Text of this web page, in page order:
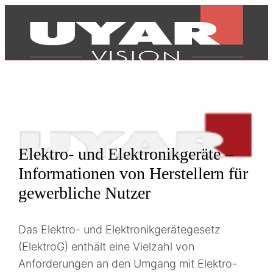
Produkte
Elektro- und Elektronikgeräte –
Informationen von Herstellern für
gewerbliche Nutzer
Das Elektro- und Elektronikgerätegesetz
(ElektroG) enthält eine Vielzahl von
Anforderungen an den Umgang mit Elektro-